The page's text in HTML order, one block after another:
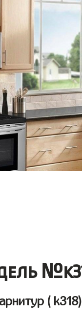
( k318)